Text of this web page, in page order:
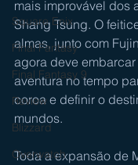
Square Enix
Final Fantasy
Final Fantasy 9
Review
Blizzard
Overwatch
mais improvável dos
Shang Tsung. O
almas, junto com
agora deve embarcar
aventura no tempo
coroa e definir o
mundos.
Toda a expansão de